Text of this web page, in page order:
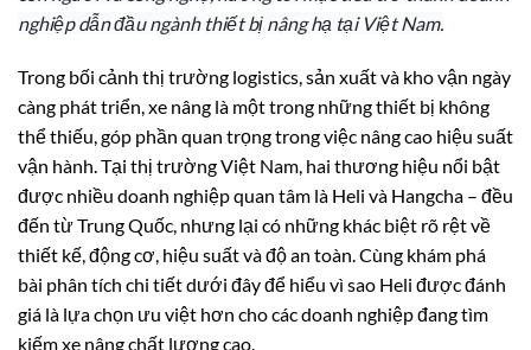
nghiệp dẫn đầu ngành thiết bị nâng hạ tại Việt Nam.
Trong bối cảnh thị trường logistics, sản xuất và kho vận ngày
càng phát triển, xe nâng là một trong những thiết bị không
thể thiếu, góp phần quan trọng trong việc nâng cao hiệu suất
vận hành. Tại thị trường Việt Nam, hai thương hiệu nổi bật
được nhiều doanh nghiệp quan tâm là Heli và Hangcha – đều
đến từ Trung Quốc, nhưng lại có những khác biệt rõ rệt về
thiết kế, động cơ, hiệu suất và độ an toàn. Cùng khám phá
bài phân tích chi tiết dưới đây để hiểu vì sao Heli được đánh
giá là lựa chọn ưu việt hơn cho các doanh nghiệp đang tìm
kiếm xe nâng chất lượng cao.